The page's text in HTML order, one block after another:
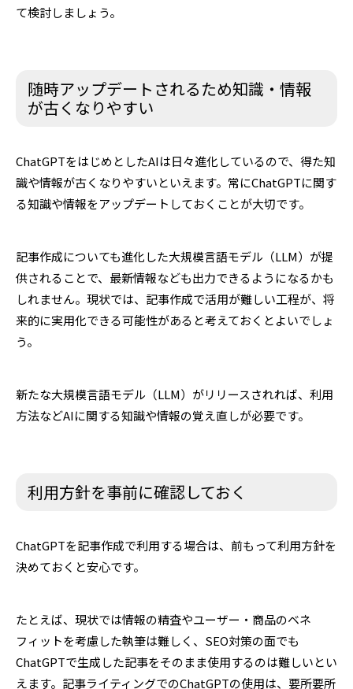
て検討しましょう。
随時アップデートされるため知識・情報
が古くなりやすい
ChatGPTをはじめとしたAIは日々進化しているので、得た知
識や情報が古くなりやすいといえます。常にChatGPTに関す
る知識や情報をアップデートしておくことが大切です。
記事作成についても進化した大規模言語モデル（LLM）が提
供されることで、最新情報なども出力できるようになるかも
しれません。現状では、記事作成で活用が難しい工程が、将
来的に実用化できる可能性があると考えておくとよいでしょ
う。
新たな大規模言語モデル（LLM）がリリースされれば、利用
方法などAIに関する知識や情報の覚え直しが必要です。
利用方針を事前に確認しておく
ChatGPTを記事作成で利用する場合は、前もって利用方針を
決めておくと安心です。
たとえば、現状では情報の精査やユーザー・商品のベネ
フィットを考慮した執筆は難しく、SEO対策の面でも
ChatGPTで生成した記事をそのまま使用するのは難しいとい
えます。記事ライティングでのChatGPTの使用は、要所要所